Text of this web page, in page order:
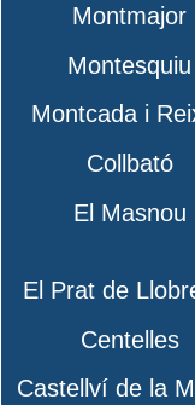
Montmajor
Montesquiu
Montcada i
Collbató
El Masnou
El Prat de
Centelles
Castellví de la